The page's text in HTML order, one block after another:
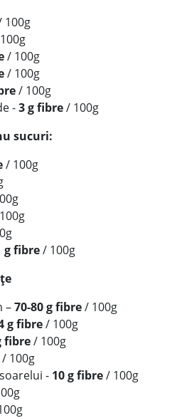
100g
/ 100g
/ 100g
/ 100g
-3 g fibre/ 100g
sucuri:
/ 100g
g fibre/ 100g
–70-80 g fibre/ 100g
g fibre/ 100g
fibre/ 100g
/ 100g
- 10 g fibre/ 100g